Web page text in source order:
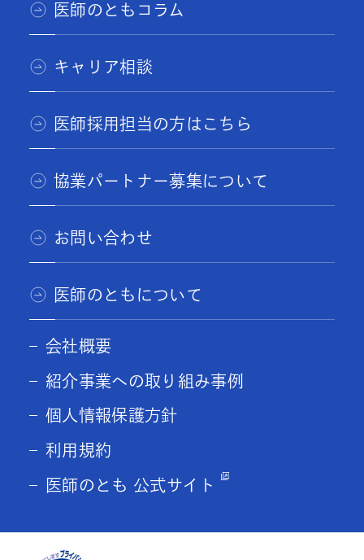
医師のともコラム
キャリア相談
医師採用担当の方はこちら
協業パートナー募集について
お問い合わせ
医師のともについて
会社概要
紹介事業への取り組み事例
個人情報保護方針
利用規約
医師のとも 公式サイト